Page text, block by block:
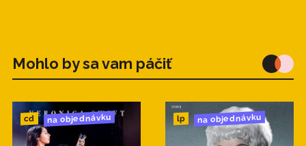
Mohlo by sa vam páčiť
cd na objednávku lp na objednávku